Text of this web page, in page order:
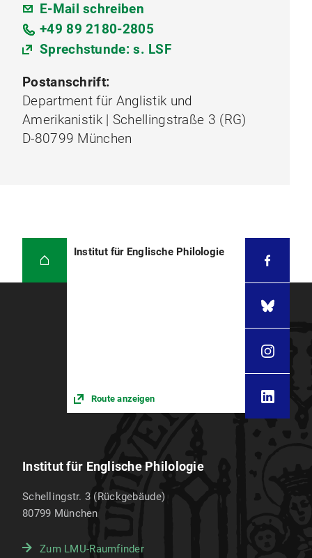
E-Mail schreiben
+49 89 2180-2805
Sprechstunde: s. LSF
Postanschrift:
Department für Anglistik und
Amerikanistik | Schellingstraße 3 (RG)
D-80799 München
Institut für Englische Philologie
Route anzeigen
Institut für Englische Philologie
Schellingstr. 3 (Rückgebäude)
80799 München
Zum LMU-Raumfinder